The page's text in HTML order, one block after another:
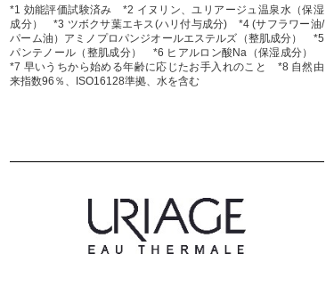
*1 効能評価試験済み *2 イヌリン、ユリアージュ温泉水（保湿
成分） *3 ツボクサ葉エキス(ハリ付与成分) *4 (サフラワー油/
パーム油）アミノプロパンジオールエステルズ（整肌成分） *5
パンテノール（整肌成分） *6 ヒアルロン酸Na（保湿成分）
*7 早いうちから始める年齢に応じたお手入れのこと *8 自然由
来指数96％、ISO16128準拠、水を含む